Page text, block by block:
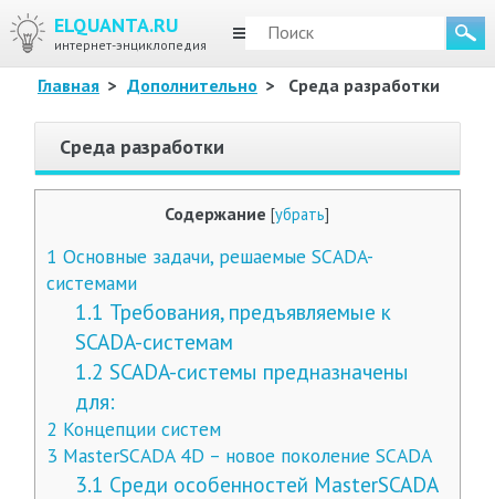
ELQUANTA.RU
интернет-энциклопедия
МЕНЮ
Главная > Дополнительно > Среда разработки
Среда разработки
Содержание [убрать]
1 Основные задачи, решаемые SCADA-
системами
1.1 Требования, предъявляемые к
SCADA-системам
1.2 SCADA-системы предназначены
для:
2 Концепции систем
3 MasterSCADA 4D – новое поколение SCADA
3.1 Среди особенностей MasterSCADA